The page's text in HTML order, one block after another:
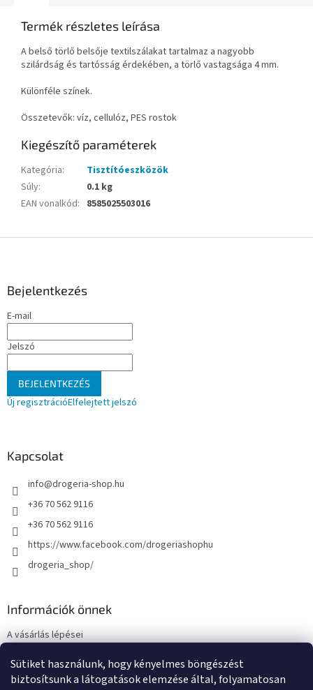
Sütiket használunk, hogy kényelmes böngészést
biztosítsunk a látogatások elemzése által, folyamatosan
Termék részletes leírása
A belső törlő belsője textilszálakat tartalmaz a nagyobb
szilárdság és tartósság érdekében, a törlő vastagsága 4 mm.
Különféle színek.
Összetevők: víz, cellulóz, PES rostok
Kiegészítő paraméterek
Kategória:
Tisztítóeszközök
Súly:
0.1 kg
EAN vonalkód: 8585025503016
Bejelentkezés
E-mail
Jelszó
BEJELENTKEZÉS
Új regisztrációElfelejtett jelszó
Kapcsolat
info@drogeria-shop.hu
+36 70 562 9116
+36 70 562 9116
https://www.facebook.com/drogeriashophu
drogeria_shop/
Információk önnek
A vásárlás lépései
Adatkezelési tájékoztató
Elérhetőségek